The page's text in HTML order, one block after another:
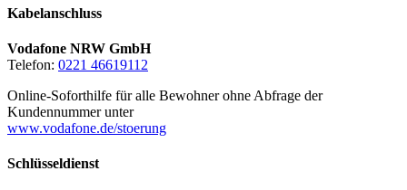
Kabelanschluss
Vodafone NRW GmbH
Telefon: 0221 46619112
Online-Soforthilfe für alle Bewohner ohne Abfrage der
Kundennummer unter
www.vodafone.de/stoerung
Schlüsseldienst